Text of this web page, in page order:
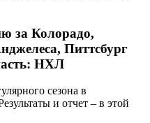
за Колорадо,
Питтсбург
НХЛ
сезона в
и отчет – в этой